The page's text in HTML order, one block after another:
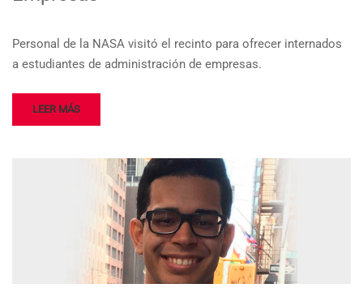
Personal de la NASA visitó el recinto para ofrecer internados
a estudiantes de administración de empresas.
LEER MÁS